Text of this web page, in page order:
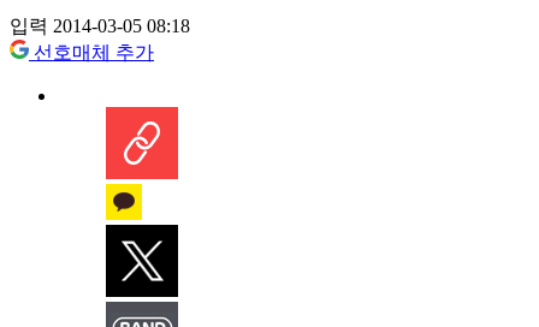
입력 2014-03-05 08:18
선호매체 추가